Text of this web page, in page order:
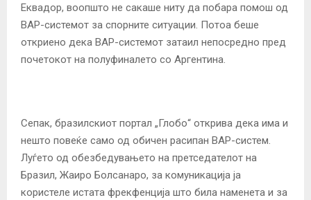
Еквадор, воопшто не сакаше ниту да побара помош од
ВАР-системот за спорните ситуации. Потоа беше
откриено дека ВАР-системот затаил непосредно пред
почетокот на полуфиналето со Аргентина.
Сепак, бразилскиот портал „Глобо“ открива дека има и
нешто повеќе само од обичен расипан ВАР-систем.
Луѓето од обезбедувањето на претседателот на
Бразил, Жаиро Болсанаро, за комуникација ја
користеле истата фрекфенција што била наменета и за